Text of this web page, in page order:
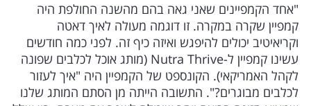
"אחד הקמפיינים שאני גאה בהם מהשנה החולפת היה
קמפיין שקרה במקרה. זו דוגמה מעולה לאיך דאטה
וקריאיטיב יכולים להיפגש ואיזה כיף זה. לפני כמה חודשים
עשינו קמפיין ל-Nutra Thrive (מותג אוכל לכלבים שפונה
לקהל האמריקאי). הקונספט של הקמפיין היה "איך לעזור
לכלבים מבוגרים?". התשובה הייתה מן הסתם המותג שלנו